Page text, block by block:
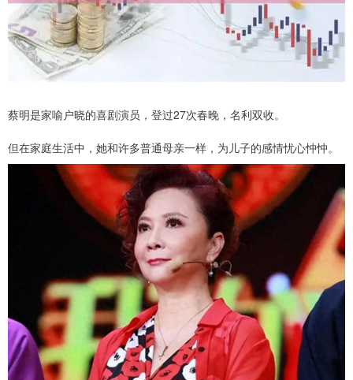
蔡明是家喻户晓的喜剧演员，登过27次春晚，名利双收。
但在家庭生活中，她和许多普通母亲一样，为儿子的感情忧心忡忡。